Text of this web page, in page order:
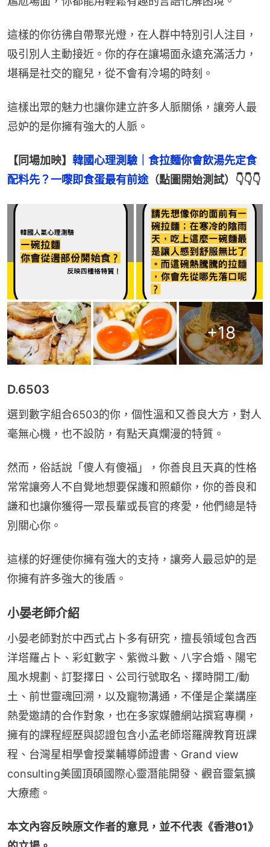
這樣的你彷彿自帶聚光燈，在人群中特別引人注目，
吸引別人主動接近。你的存在讓場面永遠充滿活力，
堪稱是社交的寵兒，從不會有冷場的時刻。
這樣出眾的魅力也讓你建立許多人脈關係，讓旁人最
忌妒的是你擁有強大的人脈。
【同場加映】 韓國心理測驗｜食拉麵你會飲湯先定食
配料先？一嚟即食蛋最有前途（點圖開始測試）👇👇👇
+18
D.6503
選到數字組合6503的你，個性溫和又善良大方，對人
毫無心機，也不設防，有點天真爛漫的特質。
然而，俗話說「傻人有傻福」，你善良且天真的性格
常常讓旁人不自覺地想要保護和照顧你，你的善良和
謙和也讓你獲得一眾長輩或長官的疼愛，他們總是特
別關心你。
這樣的好運使你擁有強大的支持，讓旁人最忌妒的是
你擁有許多強大的後盾。
小晏老師介紹
小晏老師對於中西式占卜多有研究，擅長領域包含西
洋塔羅占卜、彩虹數字、紫微斗數、八字合婚、陽宅
風水規劃、訂娶擇日、公司行號取名、擇時開工/動
土、前世靈魂回溯，以及寵物溝通，不僅是企業講座
熱愛邀請的合作對象，也在多家媒體網站撰寫專欄，
擁有的課程經歷與認證包含小孟老師塔羅牌教育班課
程、台灣星相學會授業輔導師證書、Grand view
consulting美國頂碩國際心靈潛能開發、觀音靈氣擴
大療癒。
本文內容反映原文作者的意見，並不代表《香港01》